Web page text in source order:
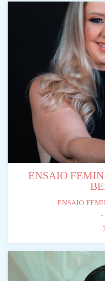
ENSAIO
ENSAIO